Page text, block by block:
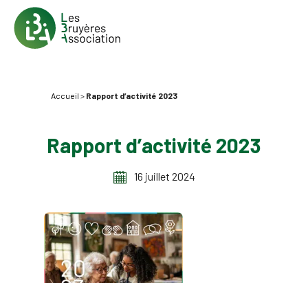
Accueil > Rapport d’activité 2023
Rapport d’activité 2023
16 juillet 2024